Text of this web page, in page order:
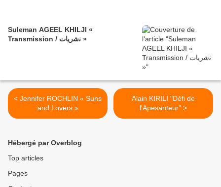
Suleman AGEEL KHILJI «
Transmission / ﻧﺷرﯾﺎت »
< Jennifer ROCHLIN « Suns
and Lovers »
Alain KIRILI "Défi de
l'Apesanteur" >
Hébergé par Overblog
Top articles
Pages